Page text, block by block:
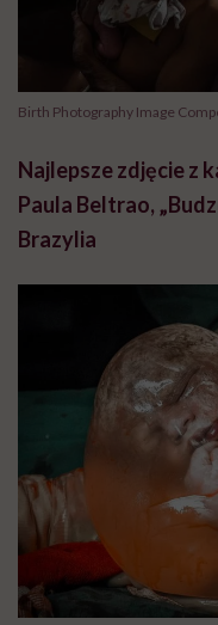
Birth Photography Image
Najlepsze zdjęcie z
Paula Beltrao,
Brazylia